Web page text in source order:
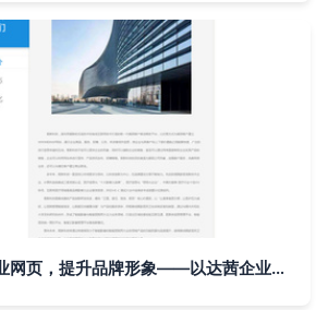
企业建站 打造专业网页，提升品牌形象——以达茜企业宣传网站为例